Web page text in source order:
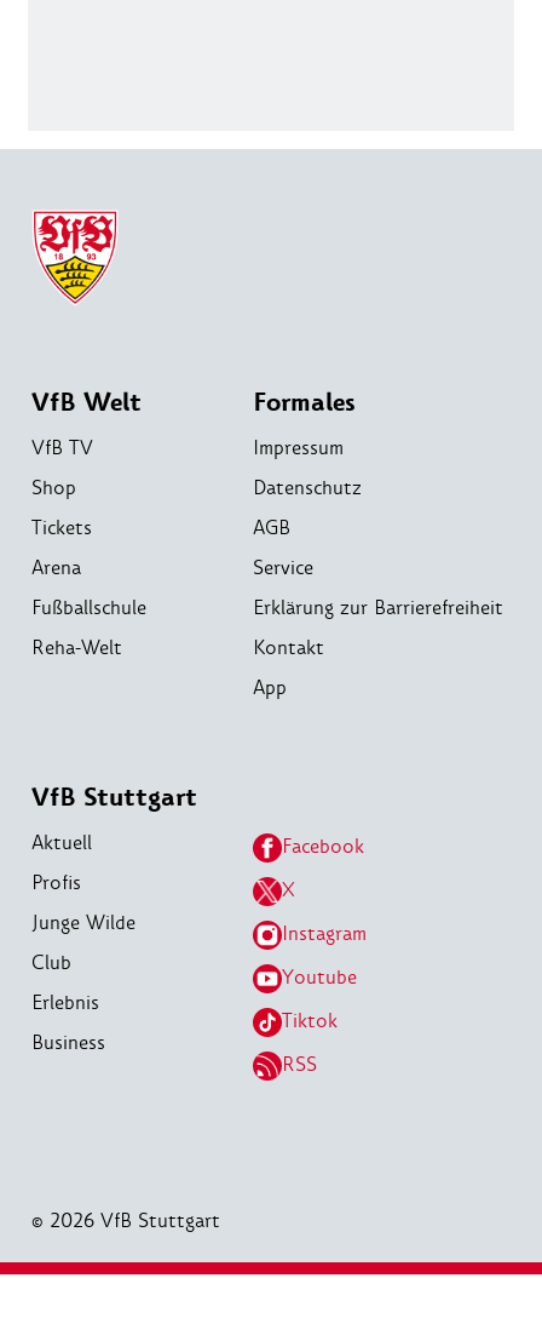
VfB Welt
VfB TV
Shop
Tickets
Arena
Fußballschule
Reha-Welt
Formales
Impressum
Datenschutz
AGB
Service
Erklärung zur Barrierefreiheit
Kontakt
App
VfB Stuttgart
Aktuell
Profis
Junge Wilde
Club
Erlebnis
Business
Facebook
X
Instagram
Youtube
Tiktok
RSS
© 2026 VfB Stuttgart